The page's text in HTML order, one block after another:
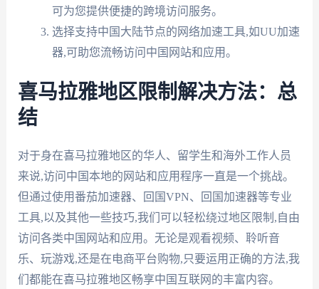
可为您提供便捷的跨境访问服务。
选择支持中国大陆节点的网络加速工具,如UU加速
器,可助您流畅访问中国网站和应用。
喜马拉雅地区限制解决方法：总
结
对于身在喜马拉雅地区的华人、留学生和海外工作人员
来说,访问中国本地的网站和应用程序一直是一个挑战。
但通过使用番茄加速器、回国VPN、回国加速器等专业
工具,以及其他一些技巧,我们可以轻松绕过地区限制,自由
访问各类中国网站和应用。无论是观看视频、聆听音
乐、玩游戏,还是在电商平台购物,只要运用正确的方法,我
们都能在喜马拉雅地区畅享中国互联网的丰富内容。